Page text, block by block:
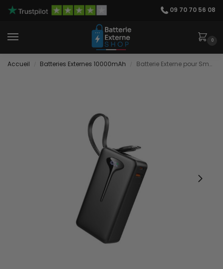
09 70 70 56 08
0
Accueil Batteries Externes 10000mAh Batterie Externe pour Smartphone Samsung